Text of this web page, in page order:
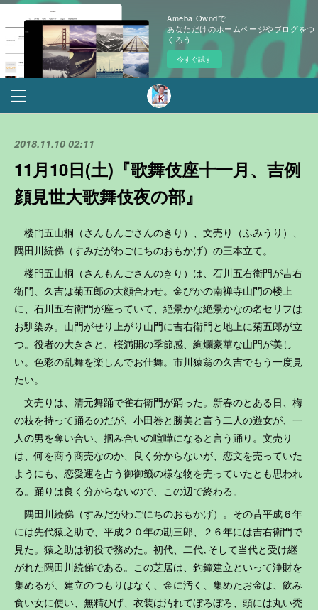
Ameba Owndで
あなただけのホームページやブログをつ
くろう
今すぐ試す
2018.11.10 02:11
11月10日(土)『歌舞伎座十一月、吉例
顔見世大歌舞伎夜の部』
楼門五山桐（さんもんごさんのきり）、文売り（ふみうり）、
隅田川続俤（すみだがわごにちのおもかげ）の三本立て。
楼門五山桐（さんもんごさんのきり）は、石川五右衛門が吉右
衛門、久吉は菊五郎の大顔合わせ。金ぴかの南禅寺山門の楼上
に、石川五右衛門が座っていて、絶景かな絶景かなの名セリフは
お馴染み。山門がせり上がり山門に吉右衛門と地上に菊五郎が立
つ。役者の大きさと、桜満開の季節感、絢爛豪華な山門が美し
い。色彩の乱舞を楽しんでお仕舞。市川猿翁の久吉でもう一度見
たい。
文売りは、清元舞踊で雀右衛門が踊った。新春のとある日、梅
の枝を持って踊るのだが、小田巻と勝美と言う二人の遊女が、一
人の男を奪い合い、掴み合いの喧嘩になると言う踊り。文売り
は、何を商う商売なのか、良く分からないが、恋文を売っていた
ようにも、恋愛運を占う御御籤の様な物を売っていたとも思われ
る。踊りは良く分からないので、この辺で終わる。
隅田川続俤（すみだがわごにちのおもかげ）。その昔平成６年
には先代猿之助で、平成２０年の勘三郎、２６年には吉右衛門で
見た。猿之助は初役で務めた。初代、二代､そして当代と受け継
がれた隅田川続俤である。この芝居は、釣鐘建立といって浄財を
集めるが、建立のつもりはなく、金に汚く、集めたお金は、飲み
食い女に使い、無精ひげ、衣装は汚れてぼろぼろ、頭には丸い禿